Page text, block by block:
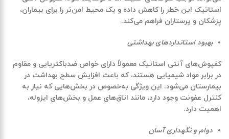
استاتیک این خطر را کاهش داده و یک محیط امن‌تر را برای بیماران،
پزشکان و پرستاران فراهم می‌کند.
بهبود استانداردهای بهداشتی
کفپوش‌های آنتی استاتیک معمولاً دارای خواص ضدباکتریایی و مقاوم
در برابر مواد شیمیایی هستند، که باعث افزایش سطح بهداشت در
بیمارستان می‌شود. این ویژگی به‌خصوص در بخش‌هایی که نیاز به
کنترل عفونت وجود دارد، مانند اتاق‌های عمل و بخش‌های ایزوله،
اهمیت دارد.
دوام و نگهداری آسان